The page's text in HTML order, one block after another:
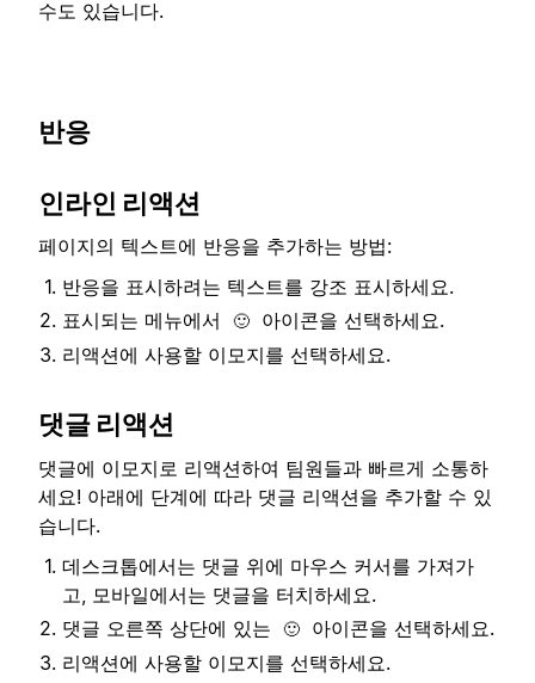
수도 있습니다.
반응
인라인 리액션
페이지의 텍스트에 반응을 추가하는 방법:
반응을 표시하려는 텍스트를 강조 표시하세요.
표시되는 메뉴에서
🙂
아이콘을 선택하세요.
리액션에 사용할 이모지를 선택하세요.
댓글 리액션
댓글에 이모지로 리액션하여 팀원들과 빠르게 소통하
세요! 아래에 단계에 따라 댓글 리액션을 추가할 수 있
습니다.
데스크톱에서는 댓글 위에 마우스 커서를 가져가
고, 모바일에서는 댓글을 터치하세요.
댓글 오른쪽 상단에 있는
🙂
아이콘을 선택하세요.
리액션에 사용할 이모지를 선택하세요.